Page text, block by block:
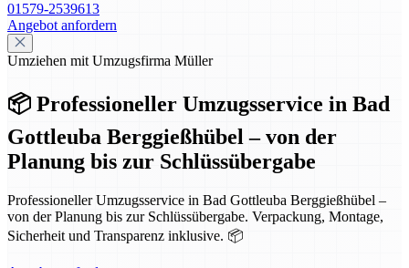
01579-2539613
Angebot anfordern
Umziehen mit Umzugsfirma Müller
📦 Professioneller Umzugsservice in Bad
Gottleuba Berggießhübel – von der
Planung bis zur Schlüssübergabe
Professioneller Umzugsservice in Bad Gottleuba Berggießhübel –
von der Planung bis zur Schlüssübergabe. Verpackung, Montage,
Sicherheit und Transparenz inklusive. 📦